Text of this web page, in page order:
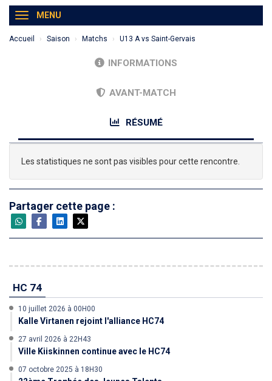
MENU
Accueil Saison Matchs U13 A vs Saint-Gervais
INFORMATIONS
AVANT-MATCH
RÉSUMÉ
Les statistiques ne sont pas visibles pour cette rencontre.
Partager cette page :
HC 74
10 juillet 2026 à 00H00
Kalle Virtanen rejoint l'alliance HC74
27 avril 2026 à 22H43
Ville Kiiskinnen continue avec le HC74
07 octobre 2025 à 18H30